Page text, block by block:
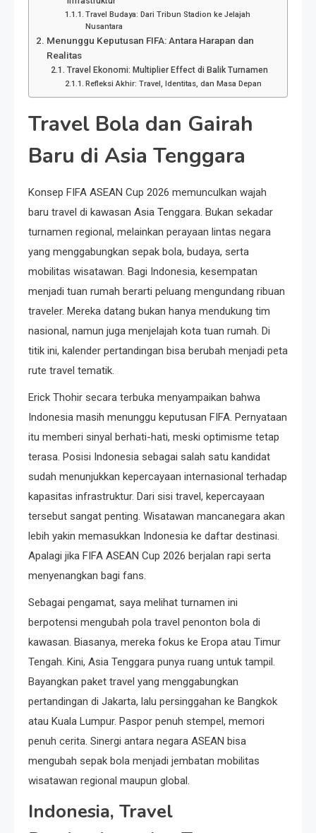
Travel Budaya: Dari Tribun Stadion ke Jelajah
Nusantara
Menunggu Keputusan FIFA: Antara Harapan dan
Realitas
Travel Ekonomi: Multiplier Effect di Balik Turnamen
Refleksi Akhir: Travel, Identitas, dan Masa Depan
Travel Bola dan Gairah
Baru di Asia Tenggara
Konsep FIFA ASEAN Cup 2026 memunculkan wajah
baru travel di kawasan Asia Tenggara. Bukan sekadar
turnamen regional, melainkan perayaan lintas negara
yang menggabungkan sepak bola, budaya, serta
mobilitas wisatawan. Bagi Indonesia, kesempatan
menjadi tuan rumah berarti peluang mengundang ribuan
traveler. Mereka datang bukan hanya mendukung tim
nasional, namun juga menjelajah kota tuan rumah. Di
titik ini, kalender pertandingan bisa berubah menjadi peta
rute travel tematik.
Erick Thohir secara terbuka menyampaikan bahwa
Indonesia masih menunggu keputusan FIFA. Pernyataan
itu memberi sinyal berhati-hati, meski optimisme tetap
terasa. Posisi Indonesia sebagai salah satu kandidat
sudah menunjukkan kepercayaan internasional terhadap
kapasitas infrastruktur. Dari sisi travel, kepercayaan
tersebut sangat penting. Wisatawan mancanegara akan
lebih yakin memasukkan Indonesia ke daftar destinasi.
Apalagi jika FIFA ASEAN Cup 2026 berjalan rapi serta
menyenangkan bagi fans.
Sebagai pengamat, saya melihat turnamen ini
berpotensi mengubah pola travel penonton bola di
kawasan. Biasanya, mereka fokus ke Eropa atau Timur
Tengah. Kini, Asia Tenggara punya ruang untuk tampil.
Bayangkan paket travel yang menggabungkan
pertandingan di Jakarta, lalu persinggahan ke Bangkok
atau Kuala Lumpur. Paspor penuh stempel, memori
penuh cerita. Sinergi antara negara ASEAN bisa
mengubah sepak bola menjadi jembatan mobilitas
wisatawan regional maupun global.
Indonesia, Travel